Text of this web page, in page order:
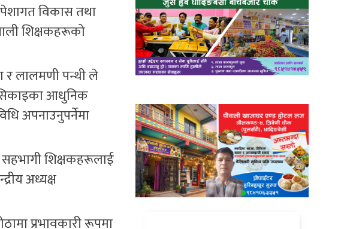
विकास तथा
शिक्षकहरूको
र लालमणी पन्थी ले
सिकाइका आधुनिक
अपनाउनुपर्नेमा
सहभागी शिक्षकहरूलाई
अध्यक्ष
प्रभावकारी रूपमा